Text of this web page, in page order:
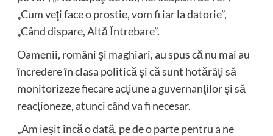
„Cum veţi face o prostie, vom fi iar la datorie”,
„Când dispare, Altă Întrebare”.
Oamenii, români şi maghiari, au spus că nu mai au
încredere în clasa politică şi că sunt hotărâţi să
monitorizeze fiecare acţiune a guvernanţilor şi să
reacţioneze, atunci când va fi necesar.
„Am ieşit încă o dată, pe de o parte pentru a ne